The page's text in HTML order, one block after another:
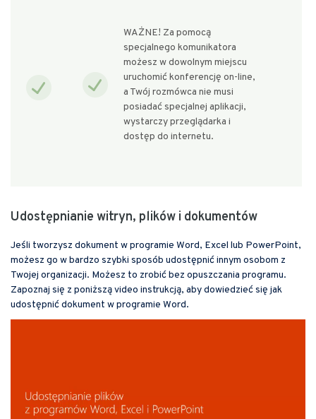
WAŻNE! Za pomocą
specjalnego komunikatora
możesz w dowolnym miejscu
uruchomić konferencję on-line,
a Twój rozmówca nie musi
posiadać specjalnej aplikacji,
wystarczy przeglądarka i
dostęp do internetu.
Udostępnianie witryn, plików i dokumentów
Jeśli tworzysz dokument w programie Word, Excel lub PowerPoint,
możesz go w bardzo szybki sposób udostępnić innym osobom z
Twojej organizacji. Możesz to zrobić bez opuszczania programu.
Zapoznaj się z poniższą video instrukcją, aby dowiedzieć się jak
udostępnić dokument w programie Word.